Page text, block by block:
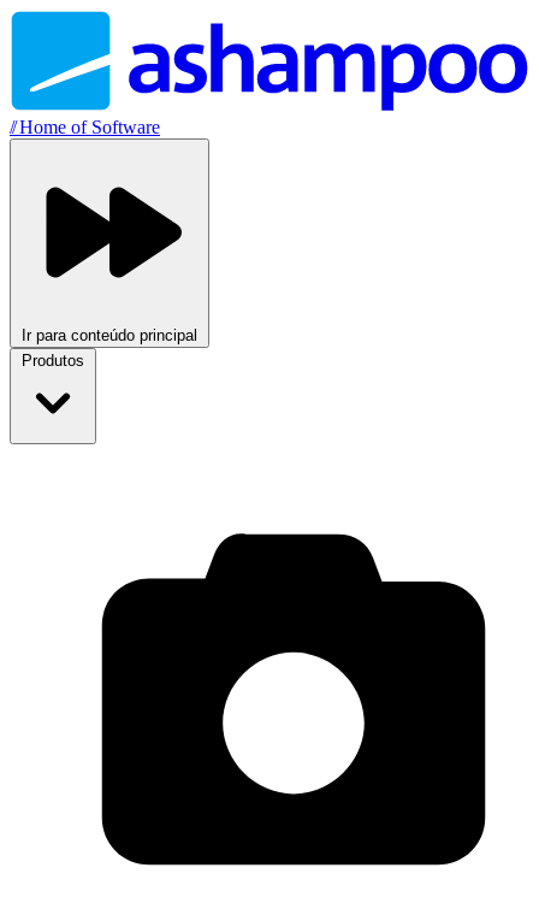
//Home of Software
Ir para conteúdo principal
Produtos